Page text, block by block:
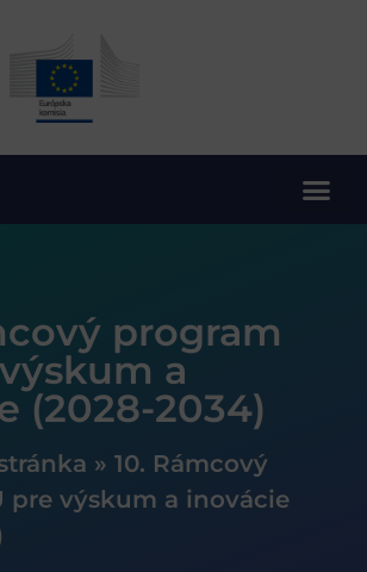
program
a
(2028-2034)
» 10. Rámcový
pre výskum a inovácie